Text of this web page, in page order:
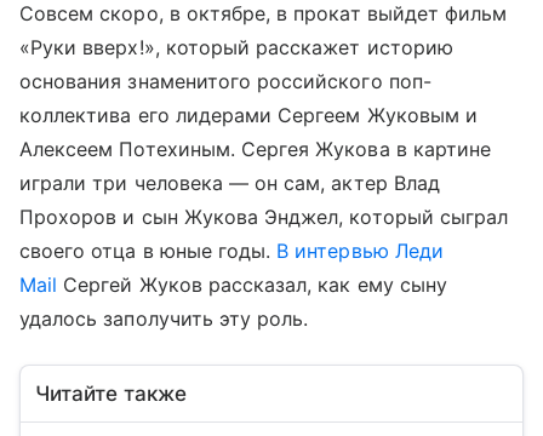
Совсем скоро, в октябре, в прокат выйдет фильм
«Руки вверх!», который расскажет историю
основания знаменитого российского поп-
коллектива его лидерами Сергеем Жуковым и
Алексеем Потехиным. Сергея Жукова в картине
играли три человека — он сам, актер Влад
Прохоров и сын Жукова Энджел, который сыграл
своего отца в юные годы. В интервью Леди
Mail Сергей Жуков рассказал, как ему сыну
удалось заполучить эту роль.
Читайте также